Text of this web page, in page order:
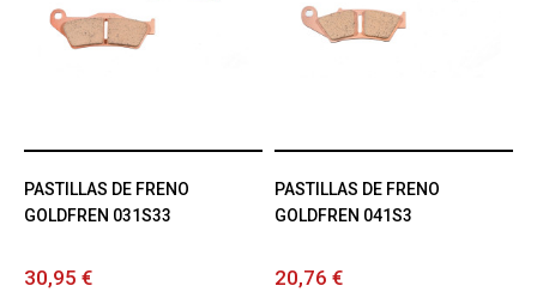
PASTILLAS DE FRENO
GOLDFREN 031S33
30,95 €
PASTILLAS DE FRENO
GOLDFREN 041S3
20,76 €